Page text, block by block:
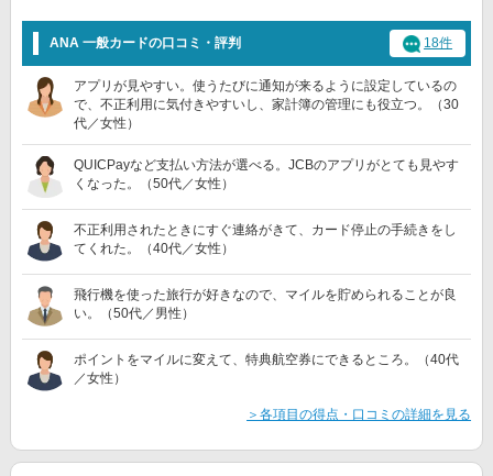
ANA 一般カードの口コミ・評判 18件
アプリが見やすい。使うたびに通知が来るように設定しているの
で、不正利用に気付きやすいし、家計簿の管理にも役立つ。（30
代／女性）
QUICPayなど支払い方法が選べる。JCBのアプリがとても見やす
くなった。（50代／女性）
不正利用されたときにすぐ連絡がきて、カード停止の手続きをし
てくれた。（40代／女性）
飛行機を使った旅行が好きなので、マイルを貯められることが良
い。（50代／男性）
ポイントをマイルに変えて、特典航空券にできるところ。（40代
／女性）
＞各項目の得点・口コミの詳細を見る